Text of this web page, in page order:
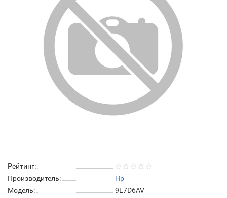
Рейтинг:
Производитель:
Hp
Модель:
9L7D6AV